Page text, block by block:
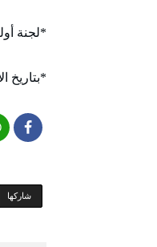
*لجنة
*بتاريخ الاثنين ٤
‫‫ شاركها‬